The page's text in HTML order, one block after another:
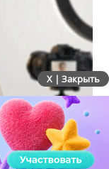
вошел в
X | Закрыть